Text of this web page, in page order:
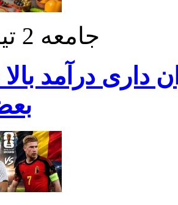
جامعه 2 تیر 1405
درآمد بالا